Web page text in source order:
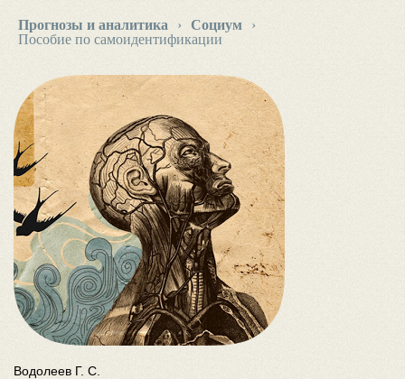
Прогнозы и аналитика › Социум
›
Пособие по самоидентификации
Водолеев Г. С.